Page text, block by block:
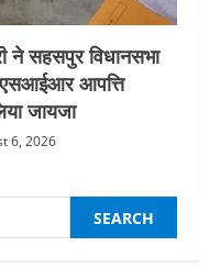
ने सहसपुर विधानसभा
एसआईआर आपत्ति
जायजा
6, 2026